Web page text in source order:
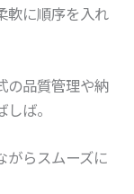
軟に順序を入れ
の品質管理や納
ば。
がらスムーズに